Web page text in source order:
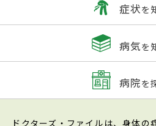
症状を
病気を
病院を
ドクターズ・ファイルは、身体の